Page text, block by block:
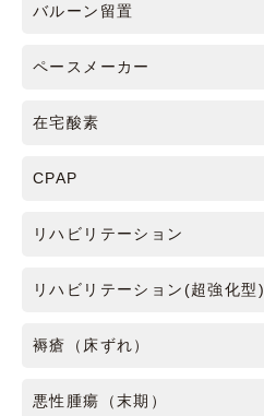
バルーン留置
ペースメーカー
在宅酸素
CPAP
リハビリテーション
リハビリテーション(超強化型)
褥瘡（床ずれ）
悪性腫瘍（末期）